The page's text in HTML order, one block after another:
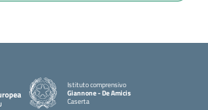
Istituto comprensivo
Giannone - De Amicis
Caserta